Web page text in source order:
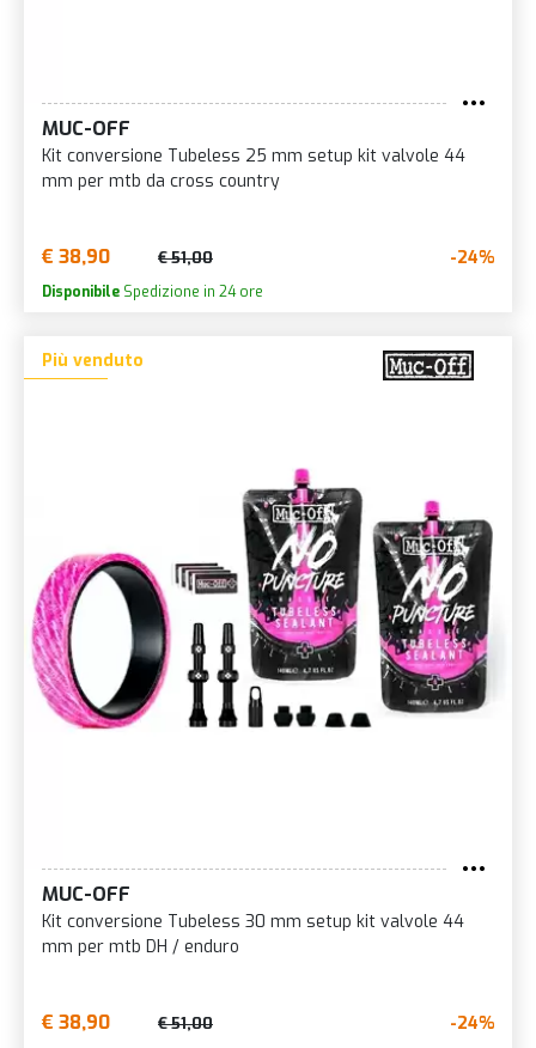
MUC-OFF
Kit conversione Tubeless 25 mm setup kit valvole 44
mm per mtb da cross country
€ 38,90 € 51,00 -24%
Disponibile Spedizione in 24 ore
Più venduto
MUC-OFF
Kit conversione Tubeless 30 mm setup kit valvole 44
mm per mtb DH / enduro
€ 38,90 € 51,00 -24%